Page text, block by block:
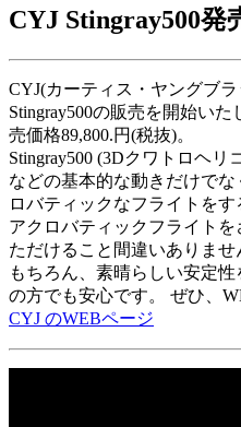
CYJ Stingray500発
CYJ(カーティス・ヤングブラ
Stingray500の販売を開始い
売価格89,800.円(税抜)。
Stingray500 (3Dクワトロヘ
などの基本的な動きだけで
ロバティックなフライトをす
アクロバティックフライト
ただけること間違いありませ
もちろん、素晴らしい安定
の方でも安心です。 ぜひ、
CYJ のWEBページ